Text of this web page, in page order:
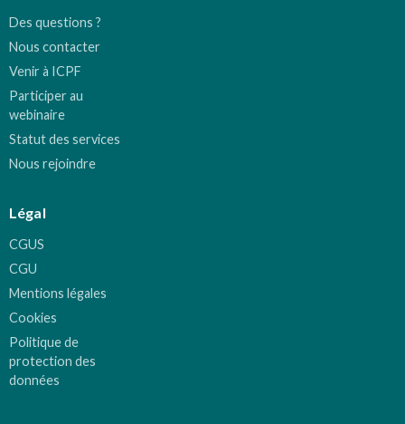
Des questions ?
Nous contacter
Venir à ICPF
Participer au
webinaire
Statut des services
Nous rejoindre
Légal
CGUS
CGU
Mentions légales
Cookies
Politique de
protection des
données